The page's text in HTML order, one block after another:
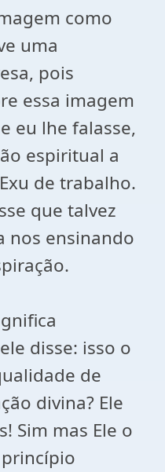
como
uma
pois
essa imagem
eu lhe falasse,
espiritual a
de trabalho.
que talvez
nos ensinando
disse: isso o
de
divina? Ele
Sim mas Ele o